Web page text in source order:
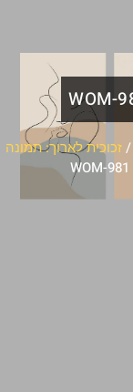
/זכוכית לארוך: תמונה